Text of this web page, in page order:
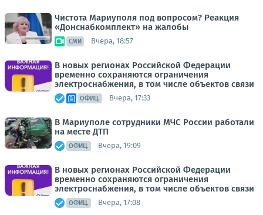
Чистота Мариуполя под вопросом? Реакция
«Донснабкомплект» на жалобы
СМИ Вчера, 18:57
В новых регионах Российской Федерации
временно сохраняются ограничения
электроснабжения, в том числе объектов связи
ОФИЦ. Вчера, 17:33
В Мариуполе сотрудники МЧС России работали
на месте ДТП
ОФИЦ. Вчера, 19:09
В новых регионах Российской Федерации
временно сохраняются ограничения
электроснабжения, в том числе объектов связи
ОФИЦ. Вчера, 17:08